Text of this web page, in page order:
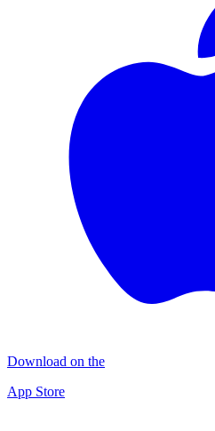
Download on the
App Store